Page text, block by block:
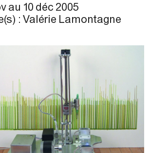
au 10 déc 2005
: Valérie Lamontagne